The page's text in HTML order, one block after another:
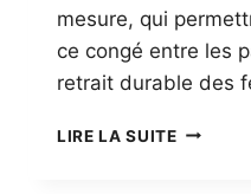
mesure, qui
ce congé entre les
retrait durable des
LIRE LA SUITECONGÉ